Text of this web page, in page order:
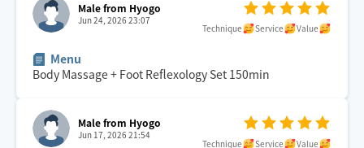
Male from Hyogo
Jun 24, 2026 23:07
Technique Service Value
Menu
Body Massage + Foot Reflexology Set 150min
Male from Hyogo
Jun 17, 2026 21:54
Technique Service Value